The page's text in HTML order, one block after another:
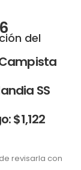
del
SS
$1,122
revisarla con